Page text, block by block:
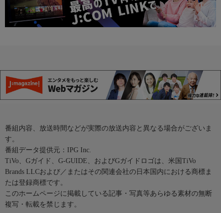
番組内容、放送時間などが実際の放送内容と異なる場合がございま
す。
番組データ提供元：IPG Inc.
TiVo、Gガイド、G-GUIDE、およびGガイドロゴは、米国TiVo
Brands LLCおよび／またはその関連会社の日本国内における商標ま
たは登録商標です。
このホームページに掲載している記事・写真等あらゆる素材の無断
複写・転載を禁じます。